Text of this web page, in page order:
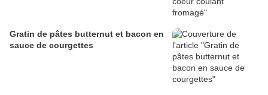
Gratin de pâtes butternut et bacon en
sauce de courgettes